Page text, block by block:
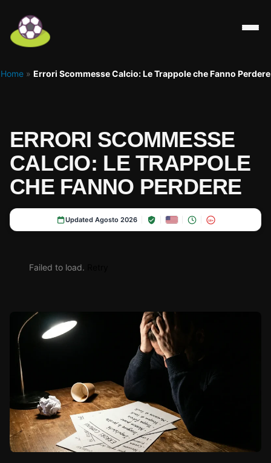
Home » Errori Scommesse Calcio: Le Trappole che Fanno Perdere
ERRORI SCOMMESSE
CALCIO: LE TRAPPOLE
CHE FANNO PERDERE
Updated Agosto 2026 18+
Failed to load.